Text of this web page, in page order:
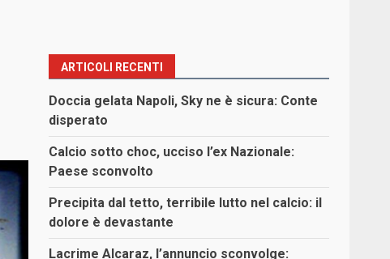
ARTICOLI RECENTI
Doccia gelata Napoli, Sky ne è sicura: Conte
disperato
Calcio sotto choc, ucciso l’ex Nazionale:
Paese sconvolto
Precipita dal tetto, terribile lutto nel calcio: il
dolore è devastante
Lacrime Alcaraz, l’annuncio sconvolge: